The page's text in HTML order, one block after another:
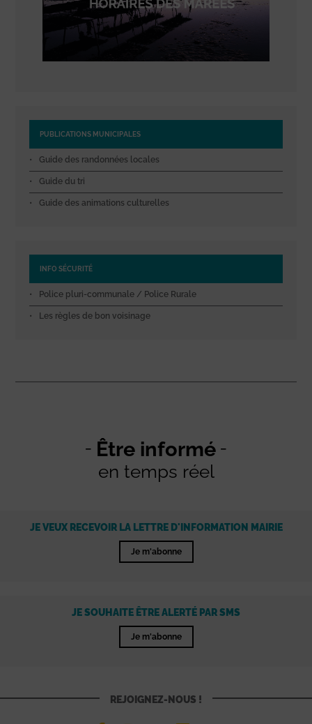
PUBLICATIONS MUNICIPALES
Guide des randonnées locales
Guide du tri
Guide des animations culturelles
INFO SÉCURITÉ
Police pluri-communale / Police Rurale
Les règles de bon voisinage
Être informé
en temps réel
JE VEUX RECEVOIR LA LETTRE D'INFORMATION MAIRIE
Je m'abonne
JE SOUHAITE ÊTRE ALERTÉ PAR SMS
Je m'abonne
REJOIGNEZ-NOUS !